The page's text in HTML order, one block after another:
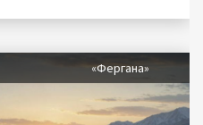
«Фергана»